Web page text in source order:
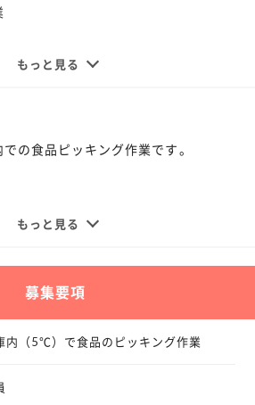
フト
の食品ピッキング作業のお仕事で
経験の方でも始めやすい内容です。
無料送迎バスがあり通勤もラクラ
事量も安定しており、長期で安心し
もっと見る
の食品ピッキング作業です。
業
業
度）
もっと見る
募集要項
内（5℃）で食品のピッキング作業